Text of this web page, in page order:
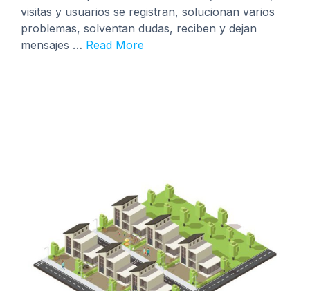
visitas y usuarios se registran, solucionan varios
problemas, solventan dudas, reciben y dejan
mensajes … Read More